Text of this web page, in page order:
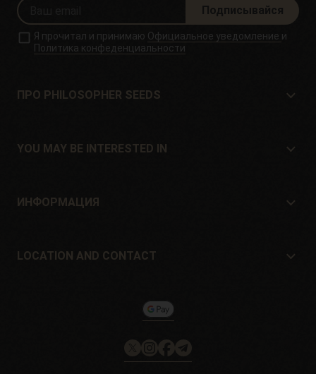
Подписывайся
Я прочитал и принимаю Официальное уведомление и
Политика конфеденциальности
ПРО PHILOSOPHER SEEDS
Расположение и контакт
YOU MAY BE INTERESTED IN
Offers
ИНФОРМАЦИЯ
Guarantees and returns
Информация о файлах cookie на
LOCATION AND CONTACT
Pol. Industrial Pont del Príncep
Email: info@philosopherseeds.com